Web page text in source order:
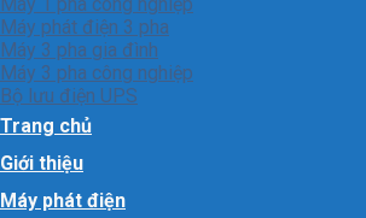
Máy phát điện 3 pha
Máy 3 pha gia đình
Máy 3 pha công nghiệp
Bộ lưu điện UPS
Trang chủ
Giới thiệu
Máy phát điện